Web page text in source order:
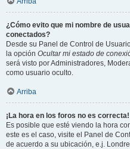
¿Cómo evito que mi nombre de
conectados?
Desde su Panel de Control de
la opción Ocultar mi estado de
será visto por Administradores,
como usuario oculto.
Arriba
¡La hora en los foros no es correcta!
Es posible que esté viendo la hora
este es el caso, visite el Panel de
de acuerdo a su ubicación, e.j.